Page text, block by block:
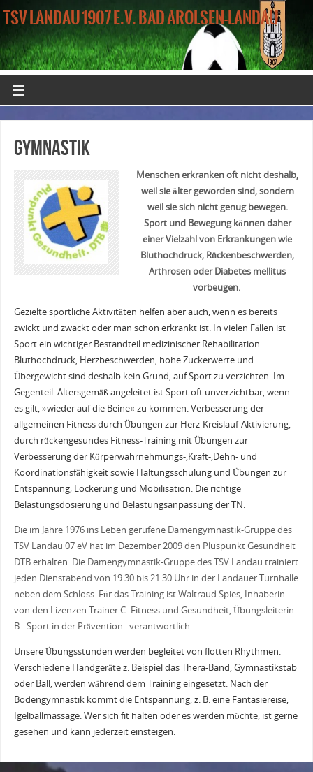
TSV LANDAU 1907 E.V. BAD AROLSEN-LANDAU
Gymnastik
Menschen erkranken oft nicht deshalb,
weil sie älter geworden sind, sondern
weil sie sich nicht genug bewegen.
Sport und Bewegung können daher
einer Vielzahl von Erkrankungen wie
Bluthochdruck, Rückenbeschwerden,
Arthrosen oder Diabetes mellitus
vorbeugen.
Gezielte sportliche Aktivitäten helfen aber auch, wenn es bereits
zwickt und zwackt oder man schon erkrankt ist. In vielen Fällen ist
Sport ein wichtiger Bestandteil medizinischer Rehabilitation.
Bluthochdruck, Herzbeschwerden, hohe Zuckerwerte und
Übergewicht sind deshalb kein Grund, auf Sport zu verzichten. Im
Gegenteil. Altersgemäß angeleitet ist Sport oft unverzichtbar, wenn
es gilt, »wieder auf die Beine« zu kommen. Verbesserung der
allgemeinen Fitness durch Übungen zur Herz-Kreislauf-Aktivierung,
durch rückengesundes Fitness-Training mit Übungen zur
Verbesserung der Körperwahrnehmungs-,Kraft-,Dehn- und
Koordinationsfähigkeit sowie Haltungsschulung und Übungen zur
Entspannung; Lockerung und Mobilisation. Die richtige
Belastungsdosierung und Belastungsanpassung der TN.
Die im Jahre 1976 ins Leben gerufene Damengymnastik-Gruppe des
TSV Landau 07 eV hat im Dezember 2009 den Pluspunkt Gesundheit
DTB erhalten. Die Damengymnastik-Gruppe des TSV Landau trainiert
jeden Dienstabend von 19.30 bis 21.30 Uhr in der Landauer Turnhalle
neben dem Schloss. Für das Training ist Waltraud Spies, Inhaberin
von den Lizenzen Trainer C -Fitness und Gesundheit, Übungsleiterin
B –Sport in der Prävention. verantwortlich.
Unsere Übungsstunden werden begleitet von flotten Rhythmen.
Verschiedene Handgeräte z. Beispiel das Thera-Band, Gymnastikstab
oder Ball, werden während dem Training eingesetzt. Nach der
Bodengymnastik kommt die Entspannung, z. B. eine Fantasiereise,
Igelballmassage. Wer sich fit halten oder es werden möchte, ist gerne
gesehen und kann jederzeit einsteigen.